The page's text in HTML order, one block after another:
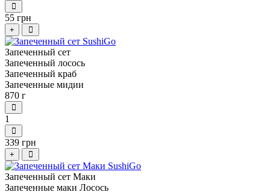
55 грн
+
Запеченный сет
Запеченный лосось
Запеченный краб
Запеченные мидии
870 г
1
339 грн
+
Запеченный сет Маки
Запеченные маки Лосось